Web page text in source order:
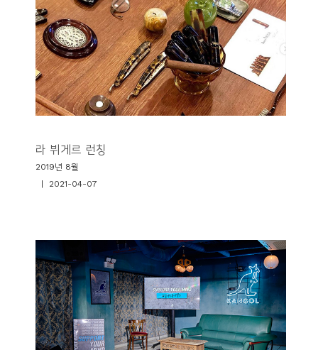
라 뷔게르 런칭
2019년 8월
| 2021-04-07